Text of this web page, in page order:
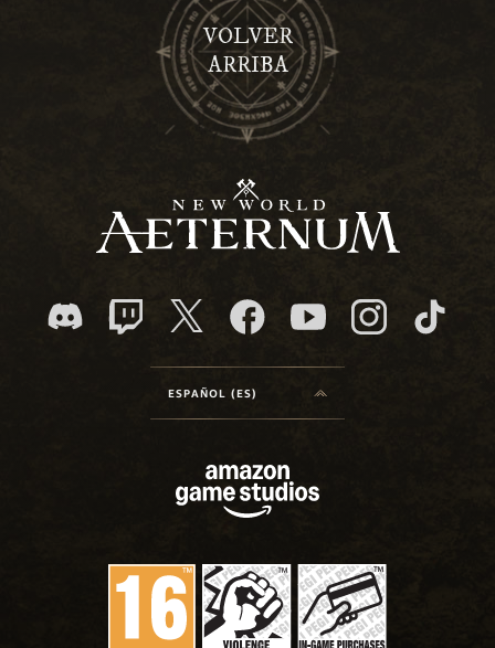
VOLVER
ARRIBA
ESPAÑOL (ES)